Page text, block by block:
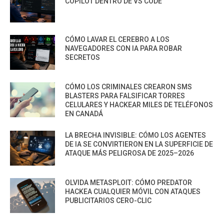
CÓMO LAVAR EL CEREBRO A LOS
NAVEGADORES CON IA PARA ROBAR
SECRETOS
CÓMO LOS CRIMINALES CREARON SMS
BLASTERS PARA FALSIFICAR TORRES
CELULARES Y HACKEAR MILES DE TELÉFONOS
EN CANADÁ
LA BRECHA INVISIBLE: CÓMO LOS AGENTES
DE IA SE CONVIRTIERON EN LA SUPERFICIE DE
ATAQUE MÁS PELIGROSA DE 2025–2026
OLVIDA METASPLOIT: CÓMO PREDATOR
HACKEA CUALQUIER MÓVIL CON ATAQUES
PUBLICITARIOS CERO-CLIC